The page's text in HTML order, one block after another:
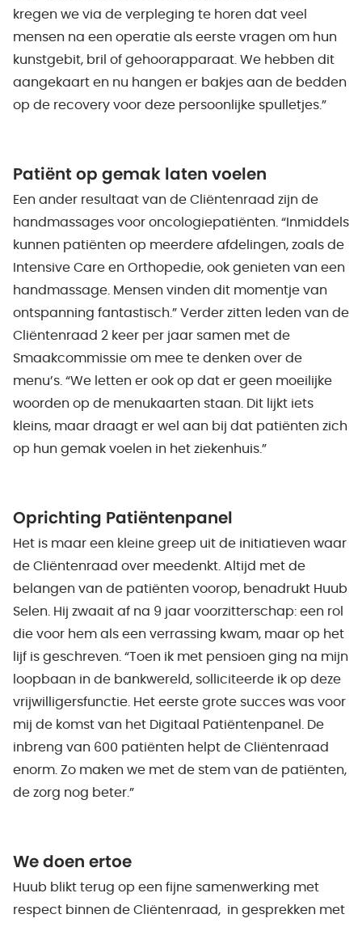
kregen we via de verpleging te horen dat veel
mensen na een operatie als eerste vragen om hun
kunstgebit, bril of gehoorapparaat. We hebben dit
aangekaart en nu hangen er bakjes aan de bedden
op de recovery voor deze persoonlijke spulletjes.”
Patiënt op gemak laten voelen
Een ander resultaat van de Cliëntenraad zijn de
handmassages voor oncologiepatiënten. “Inmiddels
kunnen patiënten op meerdere afdelingen, zoals de
Intensive Care en Orthopedie, ook genieten van een
handmassage. Mensen vinden dit momentje van
ontspanning fantastisch.” Verder zitten leden van de
Cliëntenraad 2 keer per jaar samen met de
Smaakcommissie om mee te denken over de
menu’s. “We letten er ook op dat er geen moeilijke
woorden op de menukaarten staan. Dit lijkt iets
kleins, maar draagt er wel aan bij dat patiënten zich
op hun gemak voelen in het ziekenhuis.”
Oprichting Patiëntenpanel
Het is maar een kleine greep uit de initiatieven waar
de Cliëntenraad over meedenkt. Altijd met de
belangen van de patiënten voorop, benadrukt Huub
Selen. Hij zwaait af na 9 jaar voorzitterschap: een rol
die voor hem als een verrassing kwam, maar op het
lijf is geschreven. “Toen ik met pensioen ging na mijn
loopbaan in de bankwereld, solliciteerde ik op deze
vrijwilligersfunctie. Het eerste grote succes was voor
mij de komst van het Digitaal Patiëntenpanel. De
inbreng van 600 patiënten helpt de Cliëntenraad
enorm. Zo maken we met de stem van de patiënten,
de zorg nog beter.”
We doen ertoe
Huub blikt terug op een fijne samenwerking met
respect binnen de Cliëntenraad, in gesprekken met